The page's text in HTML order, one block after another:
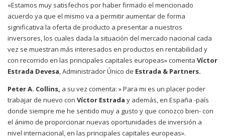
«Estamos muy satisfechos por haber firmado el mencionado
acuerdo ya que el mismo va a permitir aumentar de forma
significativa la oferta de producto a presentar a nuestros
inversores, los cuales dada la situación del mercado nacional cada
vez se muestran más interesados en productos en rentabilidad y
con recorrido en las principales capitales europeas» comenta Víctor
Estrada Devesa, Administrador Único de Estrada & Partners.
Peter A. Collins, a su vez comenta: » Para mi es un placer poder
trabajar de nuevo con Víctor Estrada y además, en España -país
donde siempre me he sentido muy a gusto y que conozco bien- con
el ánimo de proporcionar nuevas oportunidades de inversión a
nivel internacional, en las principales capitales europeas».